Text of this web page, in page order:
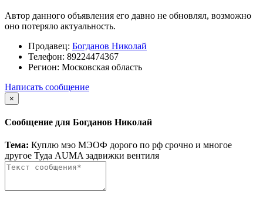
Автор данного объявления его давно не обновлял, возможно
оно потеряло актуальность.
Продавец: Богданов Николай
Телефон: 89224474367
Регион: Московская область
Написать сообщение
×
Сообщение для Богданов Николай
Тема: Куплю мэо МЭОФ дорого по рф срочно и многое
другое Туда AUMA задвижки вентиля